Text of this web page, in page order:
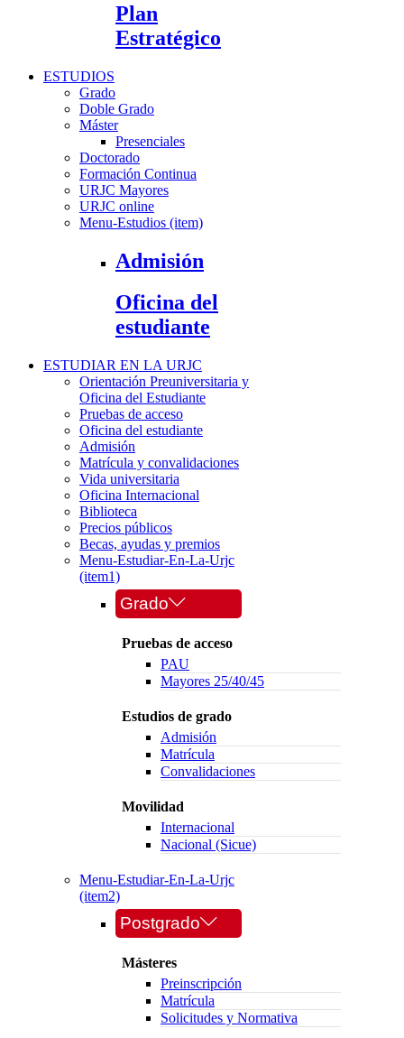
Plan
Estratégico
ESTUDIOS
Grado
Doble Grado
Máster
Presenciales
Doctorado
Formación Continua
URJC Mayores
URJC online
Menu-Estudios (item)
Admisión
Oficina del
estudiante
ESTUDIAR EN LA URJC
Orientación Preuniversitaria y
Oficina del Estudiante
Pruebas de acceso
Oficina del estudiante
Admisión
Matrícula y convalidaciones
Vida universitaria
Oficina Internacional
Biblioteca
Precios públicos
Becas, ayudas y premios
Menu-Estudiar-En-La-Urjc
(item1)
Grado
Pruebas de acceso
PAU
Mayores 25/40/45
Estudios de grado
Admisión
Matrícula
Convalidaciones
Movilidad
Internacional
Nacional (Sicue)
Menu-Estudiar-En-La-Urjc
(item2)
Postgrado
Másteres
Preinscripción
Matrícula
Solicitudes y Normativa